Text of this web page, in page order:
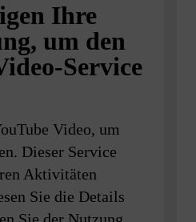
Ihre
um den
Service
Video, um
Dieser Service
Aktivitäten
Sie die Details